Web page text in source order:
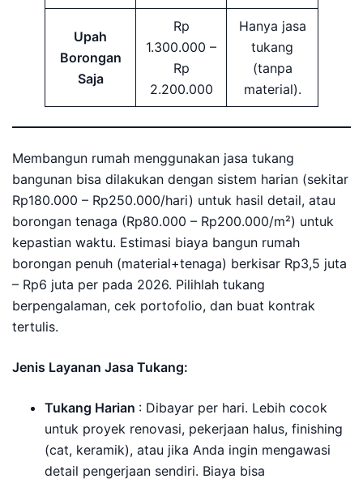
Upah
Borongan
Saja
Rp
1.300.000 –
Rp
2.200.000
Hanya jasa
tukang
(tanpa
material).
Membangun rumah menggunakan jasa tukang
bangunan bisa dilakukan dengan sistem harian (sekitar
Rp180.000 – Rp250.000/hari) untuk hasil detail, atau
borongan tenaga (Rp80.000 – Rp200.000/m²) untuk
kepastian waktu. Estimasi biaya bangun rumah
borongan penuh (material+tenaga) berkisar Rp3,5 juta
– Rp6 juta per pada 2026. Pilihlah tukang
berpengalaman, cek portofolio, dan buat kontrak
tertulis.
Jenis Layanan Jasa Tukang:
Tukang Harian : Dibayar per hari. Lebih cocok
untuk proyek renovasi, pekerjaan halus, finishing
(cat, keramik), atau jika Anda ingin mengawasi
detail pengerjaan sendiri. Biaya bisa